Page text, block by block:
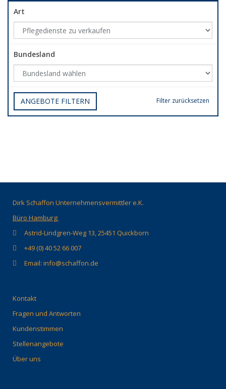
Art
Bundesland
Filter zurücksetzen
ANGEBOTE FILTERN
Dirk Schaffon Unternehmensvermittler e.K.
Büro Hamburg:
Astrid-Lindgren-Weg 13, 25451 Quickborn
+49 (0) 40 52 66 007
Email: info@schaffon.de
Kontakt
Fragen und Antworten
Kundenstimmen
Stellenangebote
Über uns